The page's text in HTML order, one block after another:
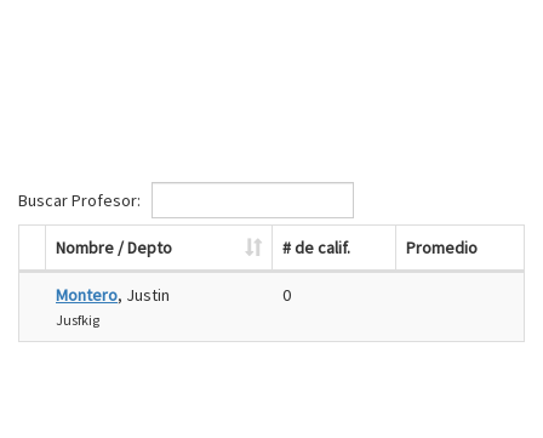
Buscar Profesor:
Nombre / Depto # de calif. Promedio
Montero, Justin
Jusfkig
0